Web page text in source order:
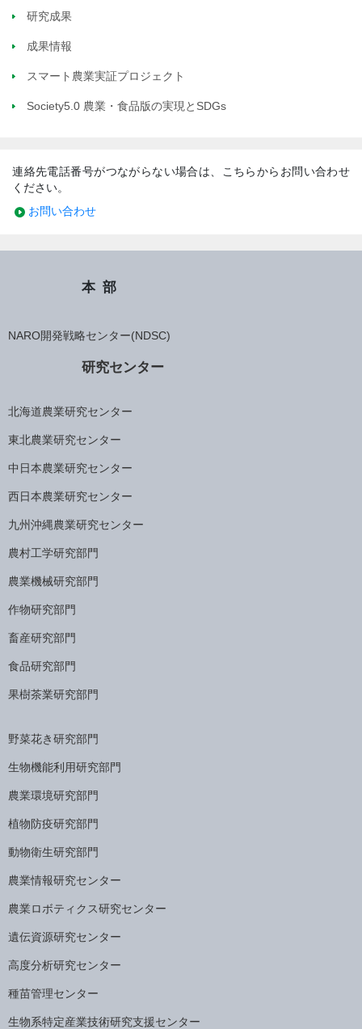
研究成果
成果情報
スマート農業実証プロジェクト
Society5.0 農業・食品版の実現とSDGs
連絡先電話番号がつながらない場合は、こちらからお問い合わせ
ください。
お問い合わせ
本部
NARO開発戦略センター(NDSC)
研究センター
北海道農業研究センター
東北農業研究センター
中日本農業研究センター
西日本農業研究センター
九州沖縄農業研究センター
農村工学研究部門
農業機械研究部門
作物研究部門
畜産研究部門
食品研究部門
果樹茶業研究部門
野菜花き研究部門
生物機能利用研究部門
農業環境研究部門
植物防疫研究部門
動物衛生研究部門
農業情報研究センター
農業ロボティクス研究センター
遺伝資源研究センター
高度分析研究センター
種苗管理センター
生物系特定産業技術研究支援センター